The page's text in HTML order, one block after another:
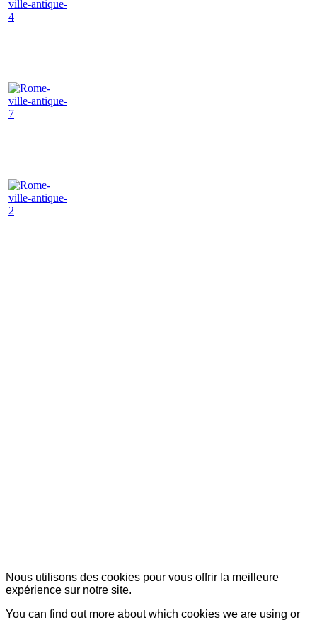
Nous utilisons des cookies pour vous offrir la meilleure
expérience sur notre site.
You can find out more about which cookies we are using or